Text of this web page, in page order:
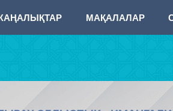
МАҚАЛАЛАР